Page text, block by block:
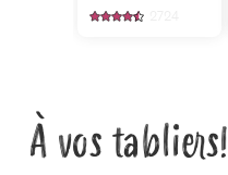
À vos tabliers!